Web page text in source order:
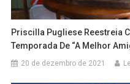
Priscilla Pugliese Reestreia
Temporada De “A Melhor
20 de dezembro de 2021